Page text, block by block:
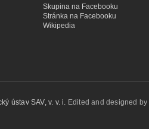
Skupina na Facebooku
Stránka na Facebooku
Wikipedia
ústav SAV, v. v. i. Edited and designed by